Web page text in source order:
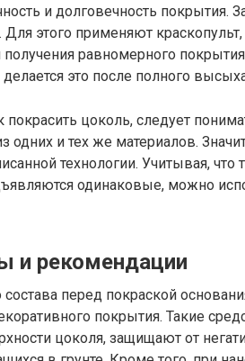
и долговечность покрытия.
этого применяют краскопульт,
равномерного
это после полного
покрасить цоколь, следует
одних и тех же материалов.
технологии. Учитывая, что
одинаковые, можно
и рекомендации
перед покраской
покрытия. Такие
цоколя, защищают от